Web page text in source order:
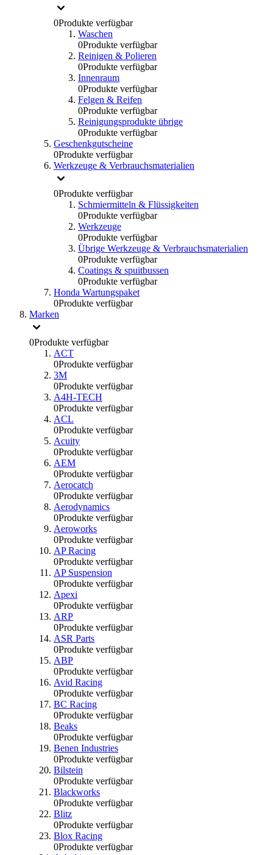
0Produkte verfügbar
Waschen
0Produkte verfügbar
Reinigen & Polieren
0Produkte verfügbar
Innenraum
0Produkte verfügbar
Felgen & Reifen
0Produkte verfügbar
Reinigungsprodukte übrige
0Produkte verfügbar
Geschenkgutscheine
0Produkte verfügbar
Werkzeuge & Verbrauchsmaterialien
0Produkte verfügbar
Schmiermitteln & Flüssigkeiten
0Produkte verfügbar
Werkzeuge
0Produkte verfügbar
Übrige Werkzeuge & Verbrauchsmaterialien
0Produkte verfügbar
Coatings & spuitbussen
0Produkte verfügbar
Honda Wartungspaket
0Produkte verfügbar
Marken
0Produkte verfügbar
ACT
0Produkte verfügbar
3M
0Produkte verfügbar
A4H-TECH
0Produkte verfügbar
ACL
0Produkte verfügbar
Acuity
0Produkte verfügbar
AEM
0Produkte verfügbar
Aerocatch
0Produkte verfügbar
Aerodynamics
0Produkte verfügbar
Aeroworks
0Produkte verfügbar
AP Racing
0Produkte verfügbar
AP Suspension
0Produkte verfügbar
Apexi
0Produkte verfügbar
ARP
0Produkte verfügbar
ASR Parts
0Produkte verfügbar
ABP
0Produkte verfügbar
Avid Racing
0Produkte verfügbar
BC Racing
0Produkte verfügbar
Beaks
0Produkte verfügbar
Benen Industries
0Produkte verfügbar
Bilstein
0Produkte verfügbar
Blackworks
0Produkte verfügbar
Blitz
0Produkte verfügbar
Blox Racing
0Produkte verfügbar